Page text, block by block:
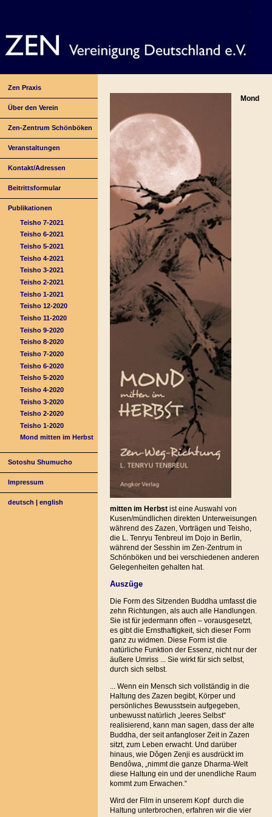
Zen Praxis
Über den Verein
Zen-Zentrum Schönböken
Veranstaltungen
Kontakt/Adressen
Beitrittsformular
Publikationen
Teisho 7-2021
Teisho 6-2021
Teisho 5-2021
Teisho 4-2021
Teisho 3-2021
Teisho 2-2021
Teisho 1-2021
Teisho 12-2020
Teisho 11-2020
Teisho 9-2020
Teisho 8-2020
Teisho 7-2020
Teisho 6-2020
Teisho 5-2020
Teisho 4-2020
Teisho 3-2020
Teisho 2-2020
Teisho 1-2020
Mond mitten im Herbst
Sotoshu Shumucho
Impressum
deutsch |english
Mond
mitten im Herbstist eine Auswahl von
Kusen/mündlichen direkten Unterweisungen
während des Zazen, Vorträgen und Teisho,
die L. Tenryu Tenbreul im Dojo in Berlin,
während der Sesshin im Zen-Zentrum in
Schönböken und bei verschiedenen anderen
Gelegenheiten gehalten hat.
Auszüge
Die Form des Sitzenden Buddha umfasst die
zehn Richtungen, als auch alle Handlungen.
Sie ist für jedermann offen – vorausgesetzt,
es gibt die Ernsthaftigkeit, sich dieser Form
ganz zu widmen. Diese Form ist die
natürliche Funktion der Essenz, nicht nur der
äußere Umriss ... Sie wirkt für sich selbst,
durch sich selbst.
... Wenn ein Mensch sich vollständig in die
Haltung des Zazen begibt, Körper und
persönliches Bewusstsein aufgegeben,
unbewusst natürlich „leeres Selbst“
realisierend, kann man sagen, dass der alte
Buddha, der seit anfangloser Zeit in Zazen
sitzt, zum Leben erwacht. Und darüber
hinaus, wie Dôgen Zenji es ausdrückt im
Bendôwa, „nimmt die ganze Dharma-Welt
diese Haltung ein und der unendliche Raum
kommt zum Erwachen.“
Wird der Film in unserem Kopf durch die
Haltung unterbrochen, erfahren wir die vier